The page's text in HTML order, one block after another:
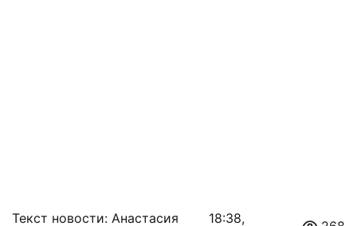
Текст новости: Анастасия
18:38,